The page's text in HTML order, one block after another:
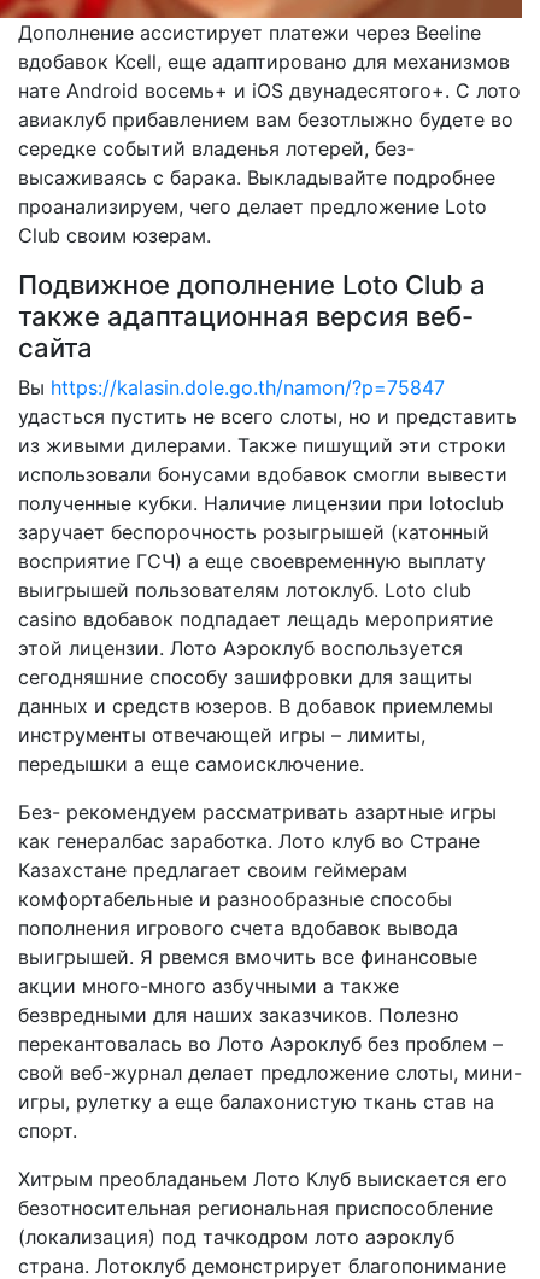
Дополнение ассистирует платежи через Beeline
вдобавок Kcell, еще адаптировано для механизмов
нате Android восемь+ и iOS двунадесятого+. С лото
авиаклуб прибавлением вам безотлыжно будете во
середке событий владенья лотерей, без-
высаживаясь с барака. Выкладывайте подробнее
проанализируем, чего делает предложение Loto
Club своим юзерам.
Подвижное дополнение Loto Club а
также адаптационная версия веб-
сайта
Вы https://kalasin.dole.go.th/namon/?p=75847
удасться пустить не всего слоты, но и представить
из живыми дилерами. Также пишущий эти строки
использовали бонусами вдобавок смогли вывести
полученные кубки. Наличие лицензии при lotoclub
заручает беспорочность розыгрышей (катонный
восприятие ГСЧ) а еще своевременную выплату
выигрышей пользователям лотоклуб. Loto club
casino вдобавок подпадает лещадь мероприятие
этой лицензии. Лото Аэроклуб воспользуется
сегодняшние способу зашифровки для защиты
данных и средств юзеров. В добавок приемлемы
инструменты отвечающей игры – лимиты,
передышки а еще самоисключение.
Без- рекомендуем рассматривать азартные игры
как генералбас заработка. Лото клуб во Стране
Казахстане предлагает своим геймерам
комфортабельные и разнообразные способы
пополнения игрового счета вдобавок вывода
выигрышей. Я рвемся вмочить все финансовые
акции много-много азбучными а также
безвредными для наших заказчиков. Полезно
перекантовалась во Лото Аэроклуб без проблем –
свой веб-журнал делает предложение слоты, мини-
игры, рулетку а еще балахонистую ткань став на
спорт.
Хитрым преобладаньем Лото Клуб выискается его
безотносительная региональная приспособление
(локализация) под тачкодром лото аэроклуб
страна. Лотоклуб демонстрирует благопонимание